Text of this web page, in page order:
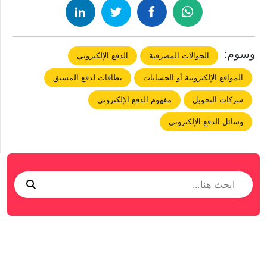
وسوم: الحوالات المصرفية الدفع الإلكتروني
المواقع الإلكترونية أو الحسابات بطاقات لدفع المسبق
شركات التحويل مفهوم الدفع الإلكتروني
وسائل الدفع الإلكتروني